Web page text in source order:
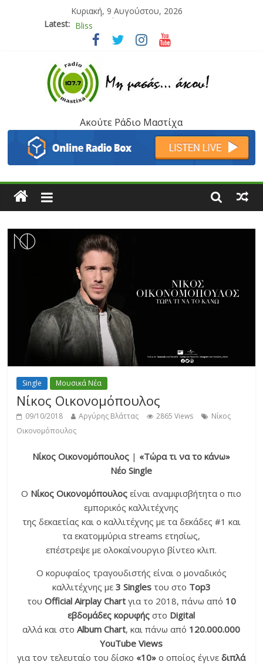
Κυριακή, 9 Αυγούστου, 2026
Latest: Bliss
Μάνος Τρυπιάς & Γιώργος Στρατάκης
Ιορδάνης Αγαπητός
Μαριάννα Μασάδη
Τάνια Μπρεάζου
Ακούτε Ράδιο Μαστίχα
Single Μουσικά Νέα
Νίκος Οικονομόπουλος
09/10/2018 Αργύρης Βλάττας 2865 Views
Νίκος
Οικονομόπουλος
Νίκος Οικονομόπουλος | «Τώρα τι να το κάνω»
ΝέοSingle
Ο Νίκος Οικονομόπουλος είναι αναμφισβήτητα ο πιο
εμπορικός καλλιτέχνης
της δεκαετίας και ο καλλιτέχνης με τα δεκάδες #1 και
τα εκατομμύρια streams ετησίως,
επέστρεψε με ολοκαίνουργιο βίντεο κλιπ.
Ο κορυφαίος τραγουδιστής είναι ο μοναδικός
καλλιτέχνης με 3 Singlesτου στο Top3
του Official Airplay Chartγια το 2018, πάνω από 10
εβδομάδες κορυφής στο Digital
αλλά και στοAlbum Chart, και πάνω από 120.000.000
YouTube Views
για τον τελευταίο του δίσκο «10»ο οποίος έγινεδιπλά